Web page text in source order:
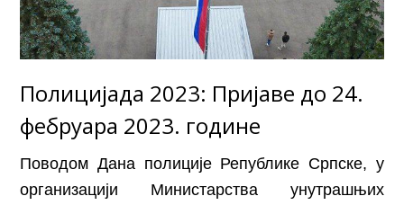
Полицијада 2023: Пријаве до 24.
фебруара 2023. године
Поводом Дана полиције Републике Српске, у
организацији Министарства унутрашњих